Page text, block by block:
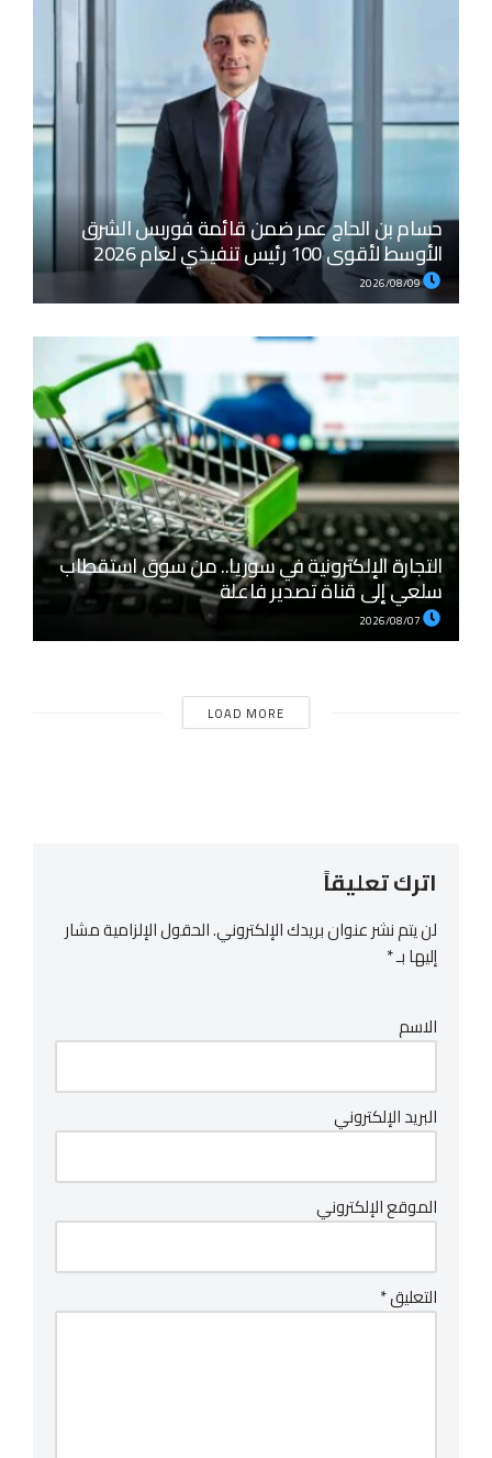
حسام بن الحاج عمر ضمن قائمة فوربس الشرق
الأوسط لأقوى 100 رئيس تنفيذي لعام 2026
2026/08/09
التجارة الإلكترونية في سوريا.. من سوق استقطاب
سلعي إلى قناة تصدير فاعلة
LOAD MORE
اترك تعليقاً
لن يتم نشر عنوان بريدك الإلكتروني.الحقول الإلزامية مشار
إليها بـ*
الاسم
البريد الإلكتروني
الموقع الإلكتروني
التعليق*